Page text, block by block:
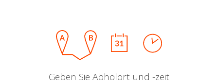
Geben Sie Abholort und -zeit